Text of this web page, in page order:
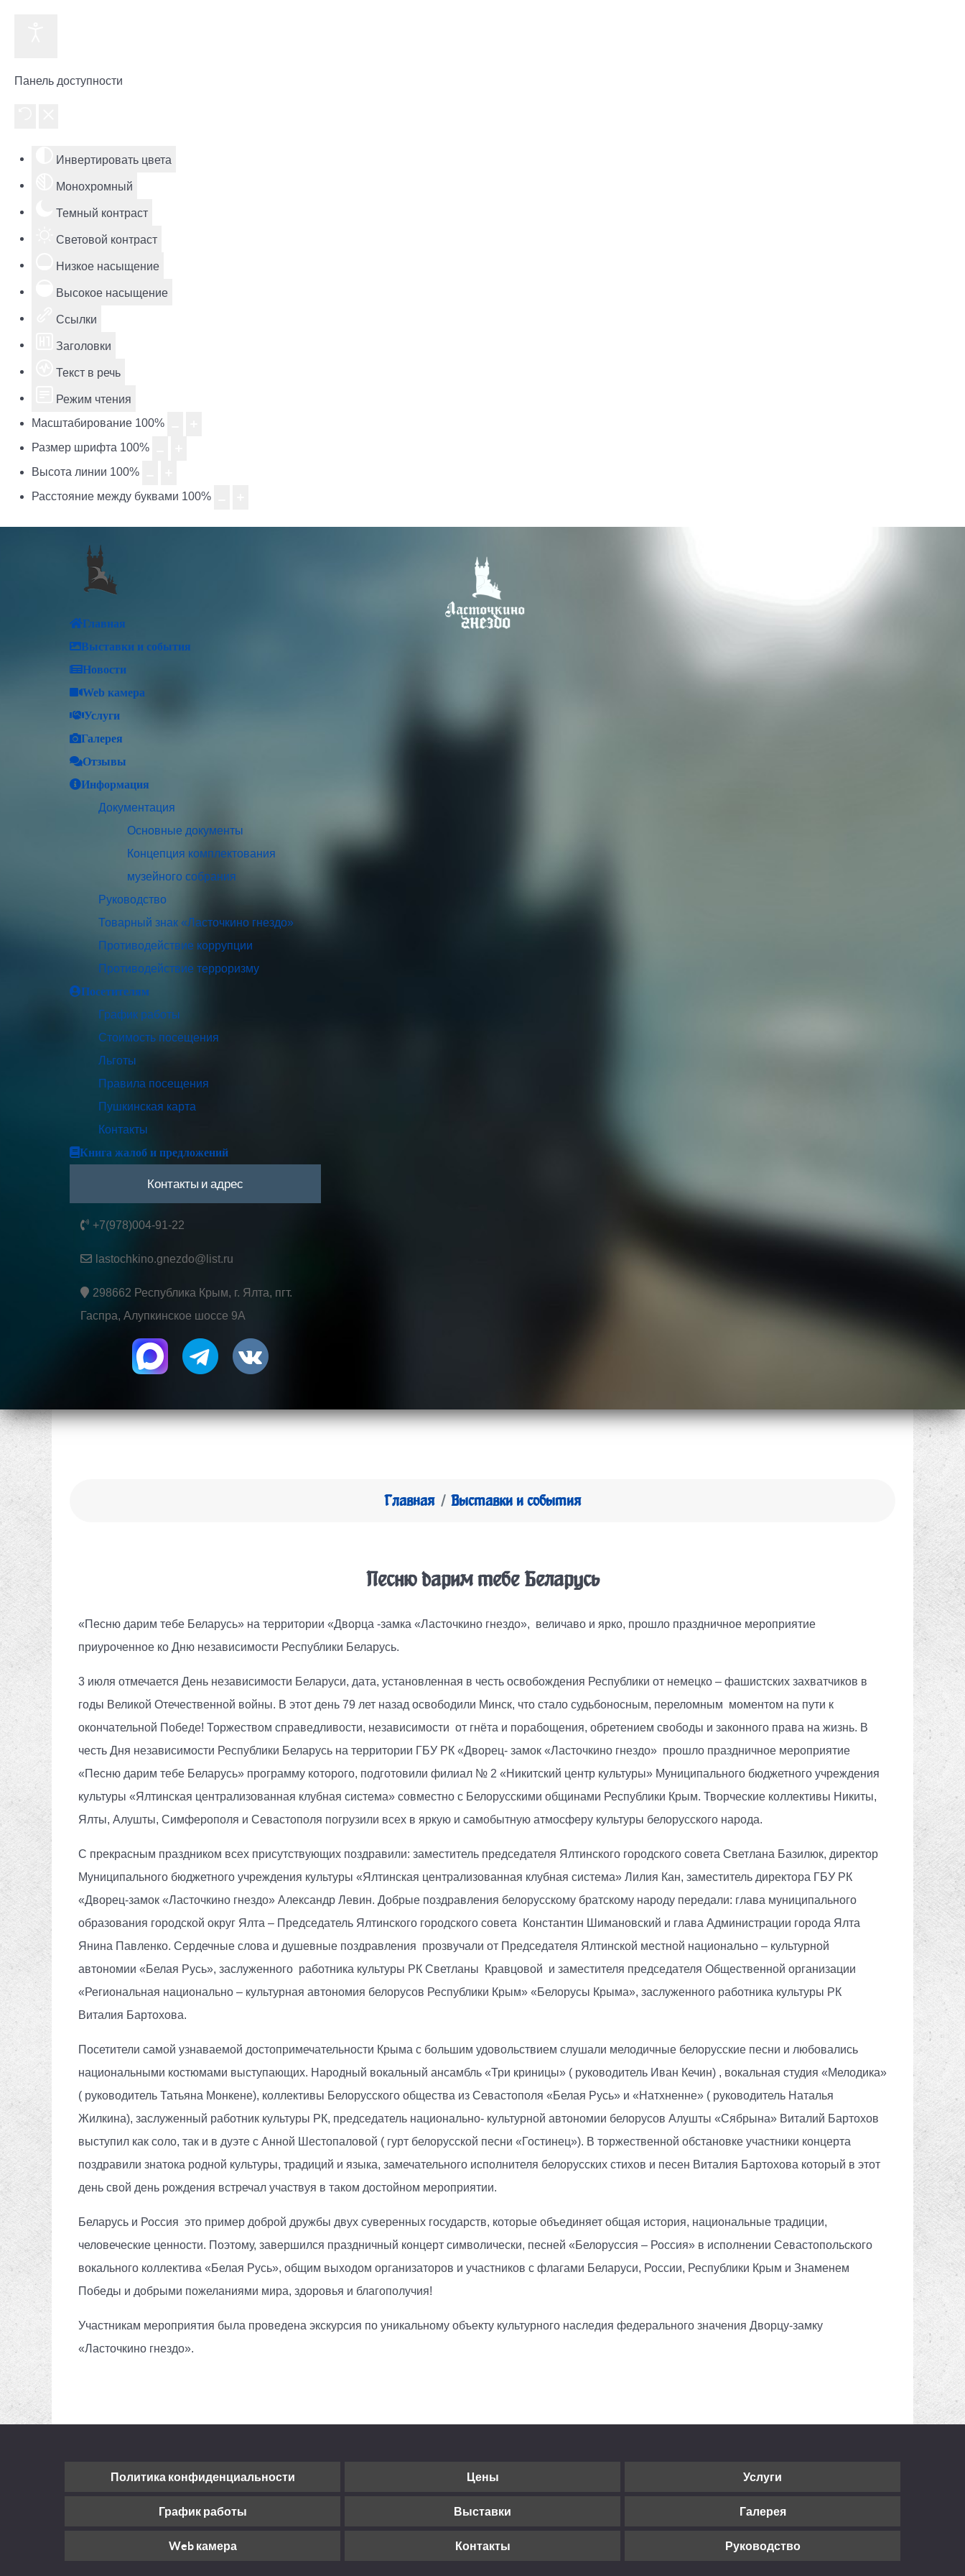
Панель доступности
Инвертировать цвета
Монохромный
Темный контраст
Световой контраст
Низкое насыщение
Высокое насыщение
Ссылки
Заголовки
Текст в речь
Режим чтения
Масштабирование 100%
Размер шрифта 100%
Высота линии 100%
Расстояние между буквами 100%
Главная
Выставки и события
Новости
Web камера
Услуги
Галерея
Отзывы
Информация
Документация
Основные документы
Концепция комплектования
музейного собрания
Руководство
Товарный знак «Ласточкино гнездо»
Противодействие коррупции
Противодействие терроризму
Посетителям
График работы
Стоимость посещения
Льготы
Правила посещения
Пушкинская карта
Контакты
Книга жалоб и предложений
Контакты и адрес
+7(978)004-91-22
lastochkino.gnezdo@list.ru
298662 Республика Крым, г. Ялта, пгт.
Гаспра, Алупкинское шоссе 9А
Главная Выставки и события
Песню дарим тебе Беларусь
«Песню дарим тебе Беларусь» на территории «Дворца -замка «Ласточкино гнездо», величаво и ярко, прошло праздничное мероприятие
приуроченное ко Дню независимости Республики Беларусь.
3 июля отмечается День независимости Беларуси, дата, установленная в честь освобождения Республики от немецко – фашистских захватчиков в
годы Великой Отечественной войны. В этот день 79 лет назад освободили Минск, что стало судьбоносным, переломным моментом на пути к
окончательной Победе! Торжеством справедливости, независимости от гнёта и порабощения, обретением свободы и законного права на жизнь. В
честь Дня независимости Республики Беларусь на территории ГБУ РК «Дворец- замок «Ласточкино гнездо» прошло праздничное мероприятие
«Песню дарим тебе Беларусь» программу которого, подготовили филиал № 2 «Никитский центр культуры» Муниципального бюджетного учреждения
культуры «Ялтинская централизованная клубная система» совместно с Белорусскими общинами Республики Крым. Творческие коллективы Никиты,
Ялты, Алушты, Симферополя и Севастополя погрузили всех в яркую и самобытную атмосферу культуры белорусского народа.
С прекрасным праздником всех присутствующих поздравили: заместитель председателя Ялтинского городского совета Светлана Базилюк, директор
Муниципального бюджетного учреждения культуры «Ялтинская централизованная клубная система» Лилия Кан, заместитель директора ГБУ РК
«Дворец-замок «Ласточкино гнездо» Александр Левин. Добрые поздравления белорусскому братскому народу передали: глава муниципального
образования городской округ Ялта – Председатель Ялтинского городского совета Константин Шимановский и глава Администрации города Ялта
Янина Павленко. Сердечные слова и душевные поздравления прозвучали от Председателя Ялтинской местной национально – культурной
автономии «Белая Русь», заслуженного работника культуры РК Светланы Кравцовой и заместителя председателя Общественной организации
«Региональная национально – культурная автономия белорусов Республики Крым» «Белорусы Крыма», заслуженного работника культуры РК
Виталия Бартохова.
Посетители самой узнаваемой достопримечательности Крыма с большим удовольствием слушали мелодичные белорусские песни и любовались
национальными костюмами выступающих. Народный вокальный ансамбль «Три криницы» ( руководитель Иван Кечин) , вокальная студия «Мелодика»
( руководитель Татьяна Монкене), коллективы Белорусского общества из Севастополя «Белая Русь» и «Натхненне» ( руководитель Наталья
Жилкина), заслуженный работник культуры РК, председатель национально- культурной автономии белорусов Алушты «Сябрына» Виталий Бартохов
выступил как соло, так и в дуэте с Анной Шестопаловой ( гурт белорусской песни «Гостинец»). В торжественной обстановке участники концерта
поздравили знатока родной культуры, традиций и языка, замечательного исполнителя белорусских стихов и песен Виталия Бартохова который в этот
день свой день рождения встречал участвуя в таком достойном мероприятии.
Беларусь и Россия это пример доброй дружбы двух суверенных государств, которые объединяет общая история, национальные традиции,
человеческие ценности. Поэтому, завершился праздничный концерт символически, песней «Белоруссия – Россия» в исполнении Севастопольского
вокального коллектива «Белая Русь», общим выходом организаторов и участников с флагами Беларуси, России, Республики Крым и Знаменем
Победы и добрыми пожеланиями мира, здоровья и благополучия!
Участникам мероприятия была проведена экскурсия по уникальному объекту культурного наследия федерального значения Дворцу-замку
«Ласточкино гнездо».
Политика конфиденциальности Цены Услуги
График работы Выставки Галерея
Web камера Контакты Руководство